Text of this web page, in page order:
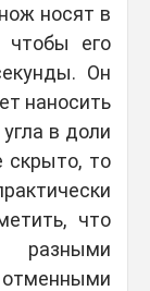
носят в
чтобы его
Он
наносить
в доли
скрыто, то
что
разными